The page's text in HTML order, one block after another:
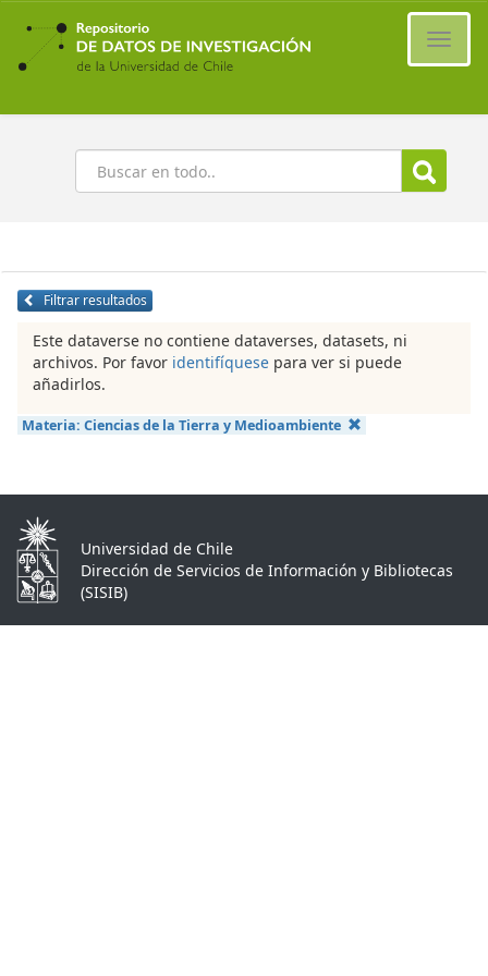
Ir
contenido
principal
Buscar
Filtrar resultados
Este dataverse no contiene dataverses, datasets, ni
archivos. Por favor identifíquese para ver si puede
añadirlos.
Materia: Ciencias de la Tierra y Medioambiente
Universidad de Chile
Dirección de Servicios de Información y Bibliotecas
(SISIB)